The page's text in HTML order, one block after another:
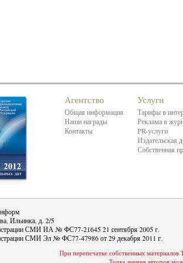
Агентство
Общая информация
Наши награды
Контакты
Услуги
Тарифы в
Реклама в
PR-услуги
Издательская
Собственная
Ильинка, д. 2/5
СМИ ИА № ФС77-21645 21 сентября 2005 г.
СМИ Эл № ФС77-47986 от 29 декабря 2011 г.
При перепечатке собственных